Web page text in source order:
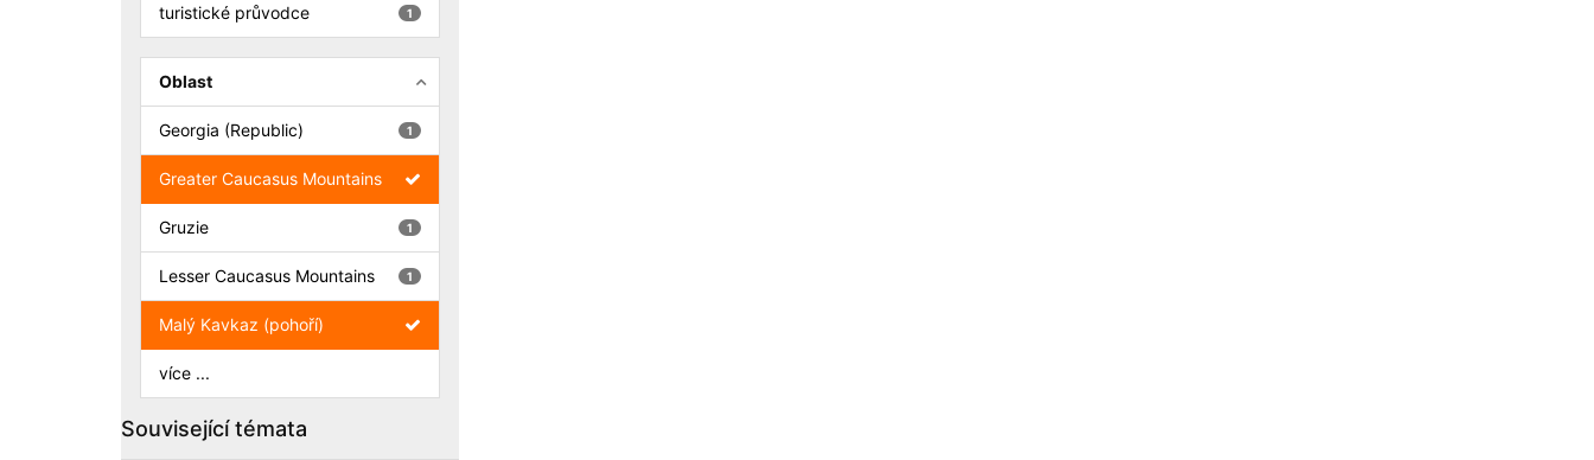
1
turistické průvodce
Oblast
1
Georgia (Republic)
Greater Caucasus Mountains
1
Gruzie
1
Lesser Caucasus Mountains
Malý Kavkaz (pohoří)
více ...
Související témata